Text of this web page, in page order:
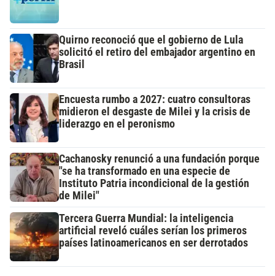
Quirno reconoció que el gobierno de Lula
solicitó el retiro del embajador argentino en
Brasil
Encuesta rumbo a 2027: cuatro consultoras
midieron el desgaste de Milei y la crisis de
liderazgo en el peronismo
Cachanosky renunció a una fundación porque
"se ha transformado en una especie de
Instituto Patria incondicional de la gestión
de Milei"
Tercera Guerra Mundial: la inteligencia
artificial reveló cuáles serían los primeros
países latinoamericanos en ser derrotados